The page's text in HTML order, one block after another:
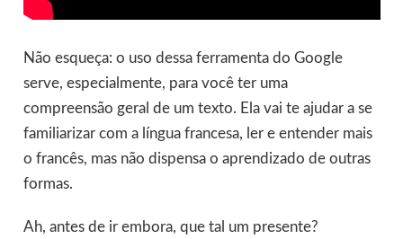
Não esqueça: o uso dessa ferramenta do Google
serve, especialmente, para você ter uma
compreensão geral de um texto. Ela vai te ajudar a se
familiarizar com a língua francesa, ler e entender mais
o francês, mas não dispensa o aprendizado de outras
formas.
Ah, antes de ir embora, que tal um presente?